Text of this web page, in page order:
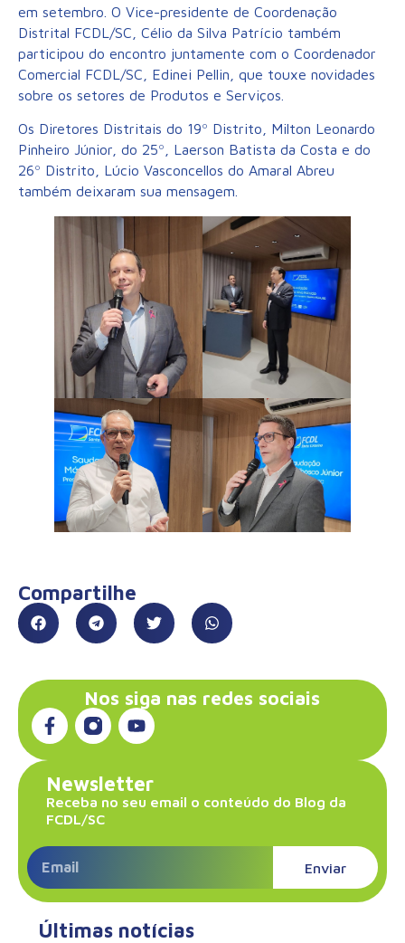
em setembro. O Vice-presidente de Coordenação
Distrital FCDL/SC, Célio da Silva Patrício também
participou do encontro juntamente com o Coordenador
Comercial FCDL/SC, Edinei Pellin, que touxe novidades
sobre os setores de Produtos e Serviços.
Os Diretores Distritais do 19º Distrito, Milton Leonardo
Pinheiro Júnior, do 25º, Laerson Batista da Costa e do
26º Distrito, Lúcio Vasconcellos do Amaral Abreu
também deixaram sua mensagem.
Compartilhe
Nos siga nas redes sociais
Newsletter
Receba no seu email o conteúdo do Blog da
FCDL/SC
Enviar
Últimas notícias